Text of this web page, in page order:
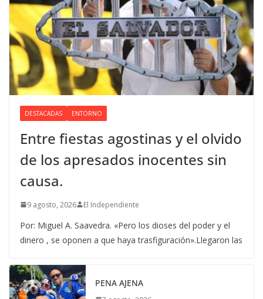
DESTACADAS ENTORNO
Entre fiestas agostinas y el olvido
de los apresados inocentes sin
causa.
9 agosto, 2026 El Independiente
Por: Miguel A. Saavedra. «Pero los dioses del poder y el
dinero , se oponen a que haya trasfiguración».Llegaron las
PENA AJENA